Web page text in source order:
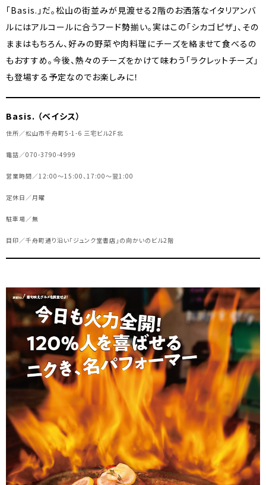
「Basis.」だ。松山の街並みが見渡せる2階のお洒落なイタリアンバ
ルにはアルコールに合うフード勢揃い。実はこの「シカゴピザ」、その
ままはもちろん、好みの野菜や肉料理にチーズを絡ませて食べるの
もおすすめ。今後、熱々のチーズをかけて味わう「ラクレットチーズ」
も登場する予定なのでお楽しみに！
Basis. （ベイシス）
住所／松山市千舟町5-1-6 三宅ビル2F北
電話／070-3790-4999
営業時間／12:00～15:00、17:00～翌1:00
定休日／月曜
駐車場／無
目印／千舟町通り沿い「ジュンク堂書店」の向かいのビル2階